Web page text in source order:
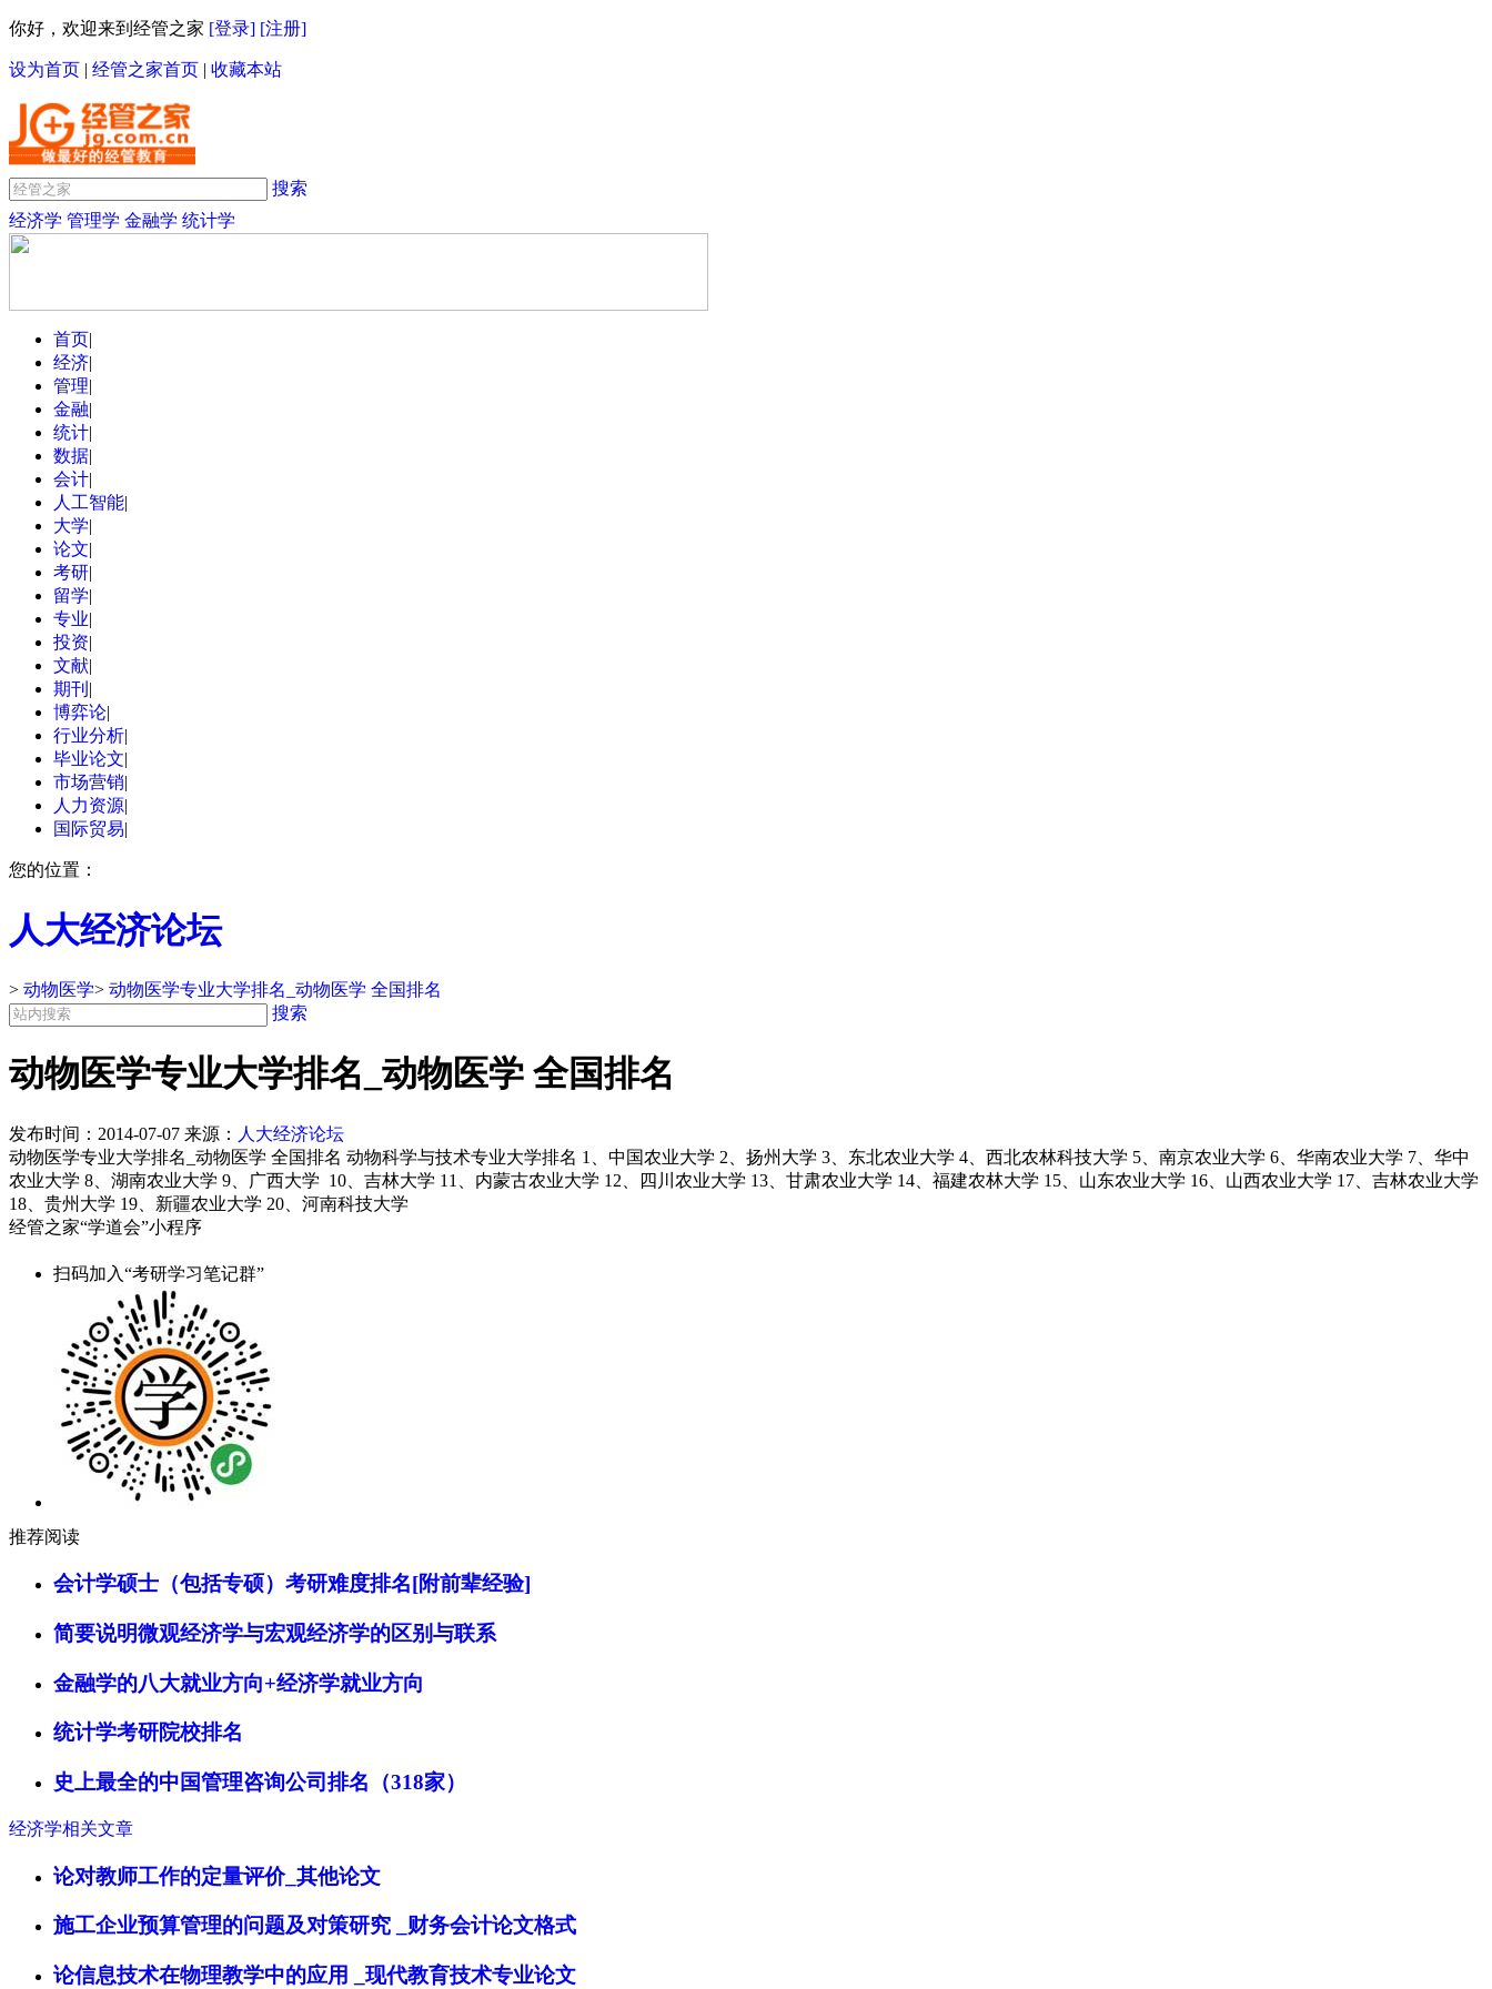
你好，欢迎来到经管之家 [登录] [注册]
设为首页 | 经管之家首页 | 收藏本站
搜索
经济学 管理学 金融学 统计学
首页|
经济|
管理|
金融|
统计|
数据|
会计|
人工智能|
大学|
论文|
考研|
留学|
专业|
投资|
文献|
期刊 |
博弈论|
行业分析|
毕业论文|
市场营销|
人力资源|
国际贸易|
您的位置：
人大经济论坛
> 动物医学> 动物医学专业大学排名_动物医学 全国排名
搜索
动物医学专业大学排名_动物医学 全国排名
发布时间： 2014-07-07 来源： 人大经济论坛
动物医学专业大学排名_动物医学 全国排名 动物科学与技术专业大学排名 1、中国农业大学 2、扬州大学 3、东北农业大学 4、西北农林科技大学 5、南京农业大学 6、华南农业大学 7、华中
农业大学 8、湖南农业大学 9、广西大学 10、吉林大学 11、内蒙古农业大学 12、四川农业大学 13、甘肃农业大学 14、福建农林大学 15、山东农业大学 16、山西农业大学 17、吉林农业大学
18、贵州大学 19、新疆农业大学 20、河南科技大学
经管之家“学道会”小程序
扫码加入“考研学习笔记群”
推荐阅读
会计学硕士（包括专硕）考研难度排名[附前辈经验]
简要说明微观经济学与宏观经济学的区别与联系
金融学的八大就业方向+经济学就业方向
统计学考研院校排名
史上最全的中国管理咨询公司排名（318家）
经济学相关文章
论对教师工作的定量评价_其他论文
施工企业预算管理的问题及对策研究 _财务会计论文格式
论信息技术在物理教学中的应用 _现代教育技术专业论文